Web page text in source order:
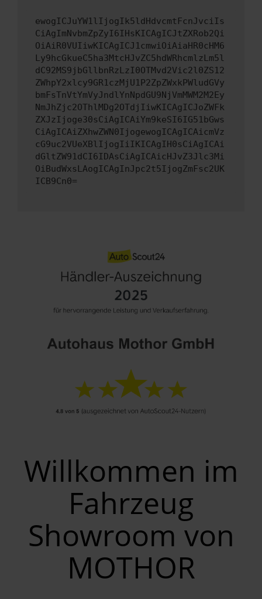
ewogICJuYW1lIjogIk5ldHdvcmtFcnJvciIs
CiAgImNvbmZpZyI6IHsKICAgICJtZXRob2Qi
OiAiR0VUIiwKICAgICJ1cmwiOiAiaHR0cHM6
Ly9hcGkueC5ha3MtcHJvZC5hdWRhcmlzLm5l
dC92MS9jbGllbnRzLzI0OTMvd2Vic2l0ZS12
ZWhpY2xlcy9GR1czMjU1P2ZpZWxkPWludGVy
bmFsTnVtYmVyJndlYnNpdGU9NjVmMWM2M2Ey
NmJhZjc2OThlMDg2OTdjIiwKICAgICJoZWFk
ZXJzIjoge30sCiAgICAiYm9keSI6IG51bGws
CiAgICAiZXhwZWN0IjogewogICAgICAicmVz
cG9uc2VUeXBlIjogIiIKICAgIH0sCiAgICAi
dGltZW91dCI6IDAsCiAgICAicHJvZ3Jlc3Mi
OiBudWxsLAogICAgInJpc2t5IjogZmFsc2UK
ICB9Cn0=
Willkommen im
Fahrzeug
Showroom von
MOTHOR